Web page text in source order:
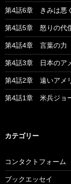
第4話6章 きみは悪
第4話5章 怒りの代
第4話4章 言葉の力
第4話3章 日本のア
第4話2章 遠いアメ
第4話1章 米兵ジョ
カテゴリー
コンタクトフォーム
ブックエッセイ